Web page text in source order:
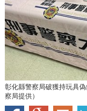
彰化縣警察局破獲持玩具
察局提供）